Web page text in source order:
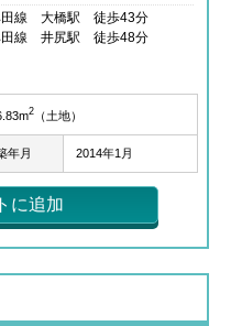
田線 大橋駅 徒歩43分
田線 井尻駅 徒歩48分
2（土地）
年月 2014年1月
に追加